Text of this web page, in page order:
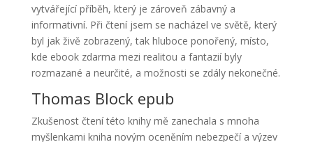
vytvářející příběh, který je zároveň zábavný a
informativní. Při čtení jsem se nacházel ve světě, který
byl jak živě zobrazený, tak hluboce ponořený, místo,
kde ebook zdarma mezi realitou a fantazií byly
rozmazané a neurčité, a možnosti se zdály nekonečné.
Thomas Block epub
Zkušenost čtení této knihy mě zanechala s mnoha
myšlenkami kniha novým oceněním nebezpečí a výzev